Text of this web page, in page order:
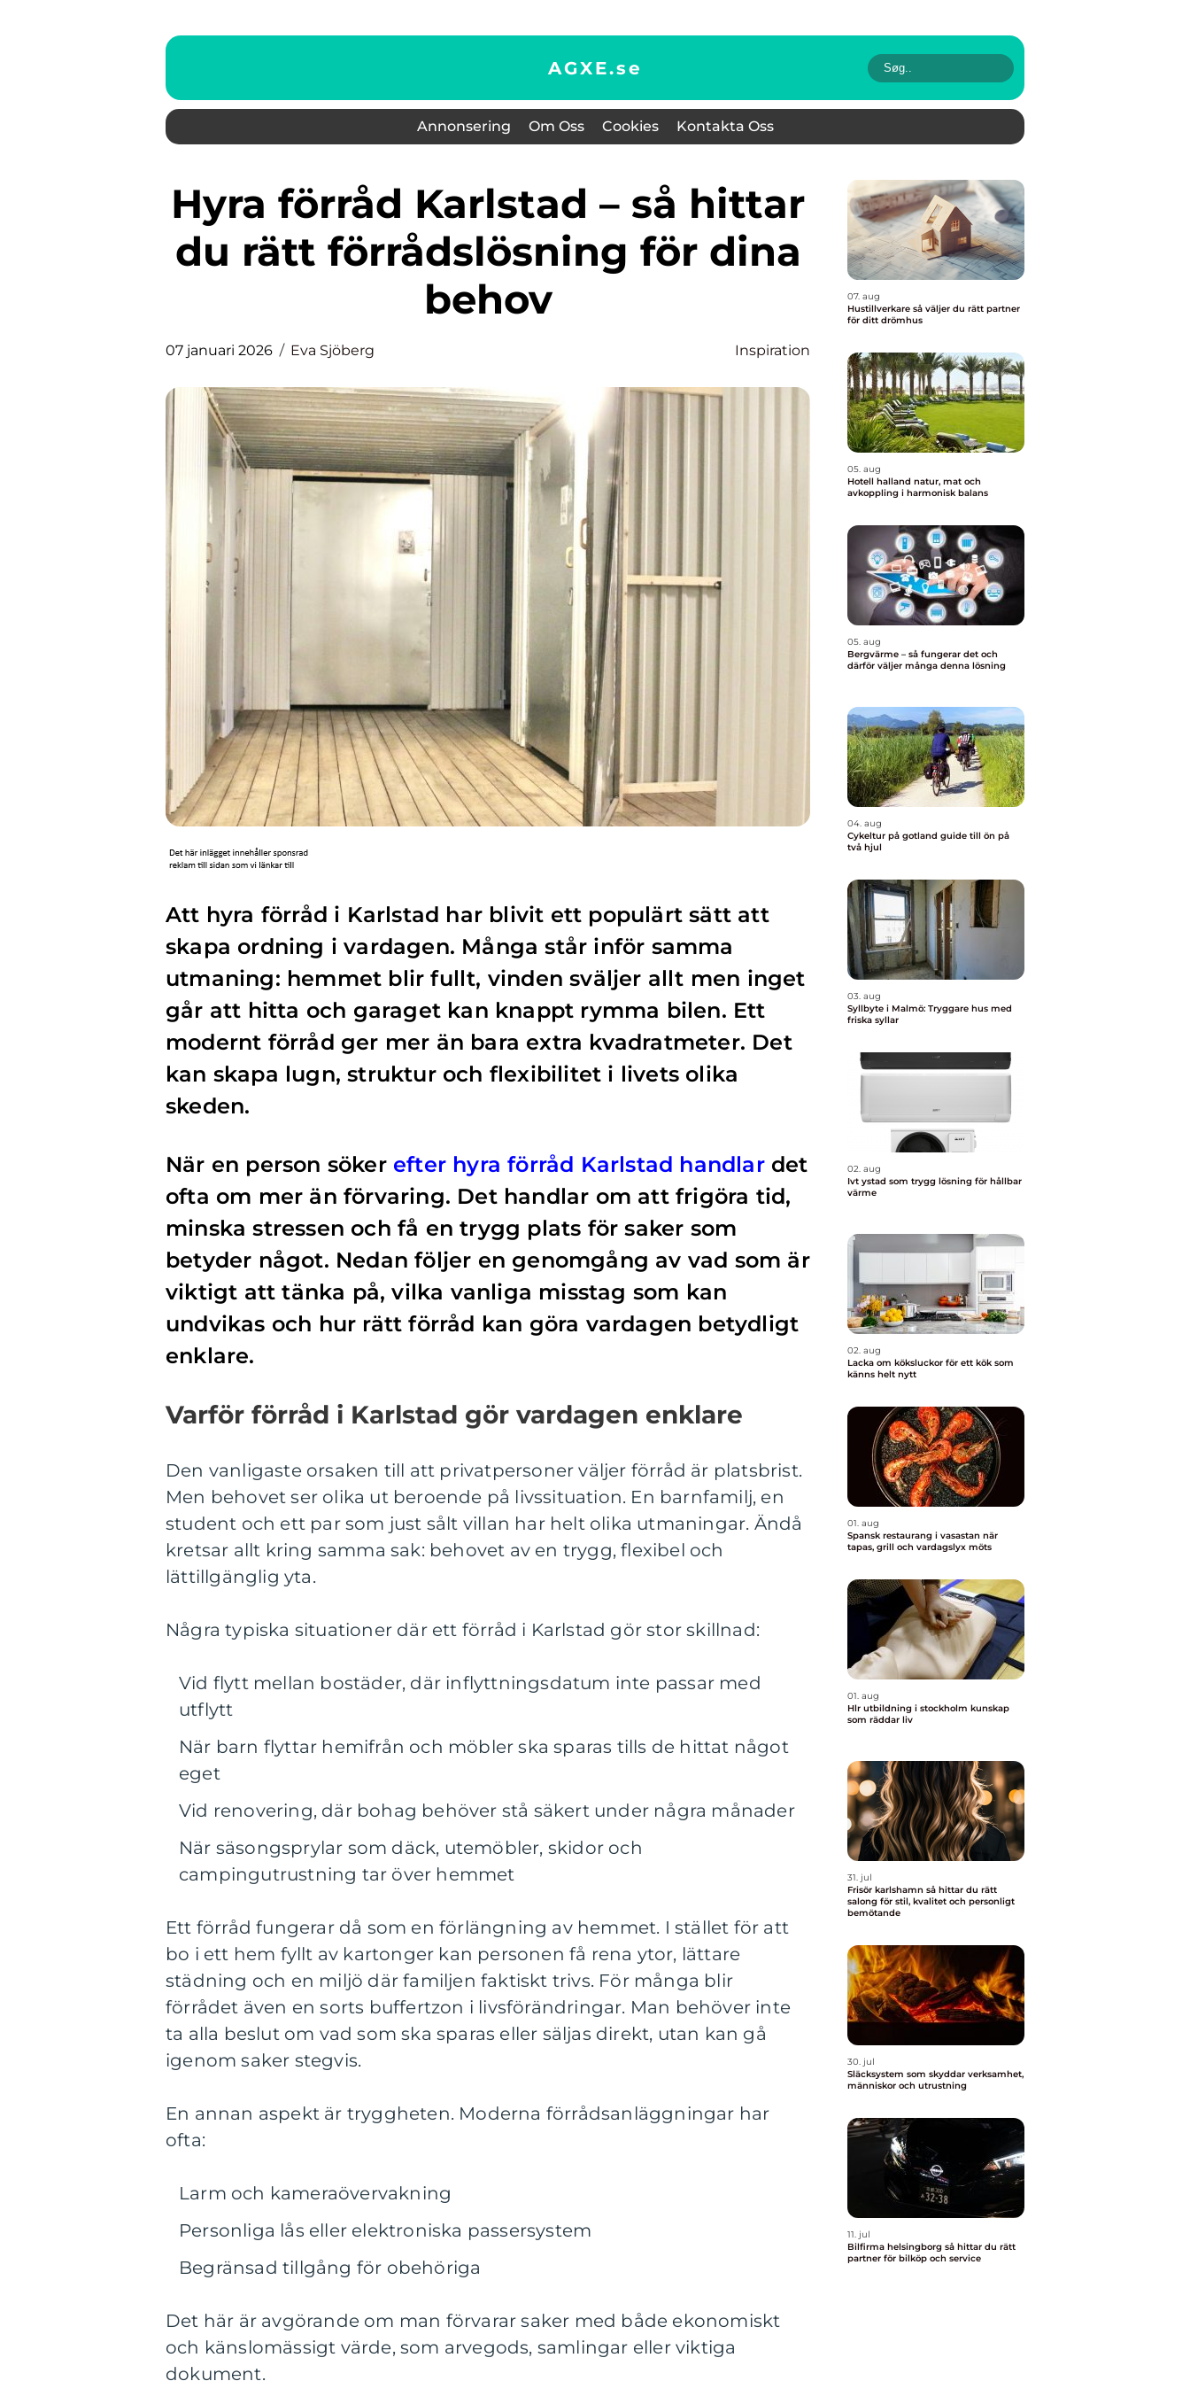
AGXE.se
Annonsering Om Oss Cookies Kontakta Oss
Hyra förråd Karlstad – så hittar
du rätt förrådslösning för dina
behov
07 januari 2026 Eva Sjöberg Inspiration
Att hyra förråd i Karlstad har blivit ett populärt sätt att
skapa ordning i vardagen. Många står inför samma
utmaning: hemmet blir fullt, vinden sväljer allt men inget
går att hitta och garaget kan knappt rymma bilen. Ett
modernt förråd ger mer än bara extra kvadratmeter. Det
kan skapa lugn, struktur och flexibilitet i livets olika
skeden.
När en person söker efter hyra förråd Karlstad handlardet
ofta om mer än förvaring. Det handlar om att frigöra tid,
minska stressen och få en trygg plats för saker som
betyder något. Nedan följer en genomgång av vad som är
viktigt att tänka på, vilka vanliga misstag som kan
undvikas och hur rätt förråd kan göra vardagen betydligt
enklare.
Varför förråd i Karlstad gör vardagen enklare
Den vanligaste orsaken till att privatpersoner väljer förråd är platsbrist.
Men behovet ser olika ut beroende på livssituation. En barnfamilj, en
student och ett par som just sålt villan har helt olika utmaningar. Ändå
kretsar allt kring samma sak: behovet av en trygg, flexibel och
lättillgänglig yta.
Några typiska situationer där ett förråd i Karlstad gör stor skillnad:
Vid flytt mellan bostäder, där inflyttningsdatum inte passar med
utflytt
När barn flyttar hemifrån och möbler ska sparas tills de hittat något
eget
Vid renovering, där bohag behöver stå säkert under några månader
När säsongsprylar som däck, utemöbler, skidor och
campingutrustning tar över hemmet
Ett förråd fungerar då som en förlängning av hemmet. I stället för att
bo i ett hem fyllt av kartonger kan personen få rena ytor, lättare
städning och en miljö där familjen faktiskt trivs. För många blir
förrådet även en sorts buffertzon i livsförändringar. Man behöver inte
ta alla beslut om vad som ska sparas eller säljas direkt, utan kan gå
igenom saker stegvis.
En annan aspekt är tryggheten. Moderna förrådsanläggningar har
ofta:
Larm och kameraövervakning
Personliga lås eller elektroniska passersystem
Begränsad tillgång för obehöriga
Det här är avgörande om man förvarar saker med både ekonomiskt
och känslomässigt värde, som arvegods, samlingar eller viktiga
dokument.
07. aug
Hustillverkare så väljer du rätt partner
för ditt drömhus
05. aug
Hotell halland natur, mat och
avkoppling i harmonisk balans
05. aug
Bergvärme – så fungerar det och
därför väljer många denna lösning
04. aug
Cykeltur på gotland guide till ön på
två hjul
03. aug
Syllbyte i Malmö: Tryggare hus med
friska syllar
02. aug
Ivt ystad som trygg lösning för hållbar
värme
02. aug
Lacka om köksluckor för ett kök som
känns helt nytt
01. aug
Spansk restaurang i vasastan när
tapas, grill och vardagslyx möts
01. aug
Hlr utbildning i stockholm kunskap
som räddar liv
31. jul
Frisör karlshamn så hittar du rätt
salong för stil, kvalitet och personligt
bemötande
30. jul
Släcksystem som skyddar verksamhet,
människor och utrustning
11. jul
Bilfirma helsingborg så hittar du rätt
partner för bilköp och service